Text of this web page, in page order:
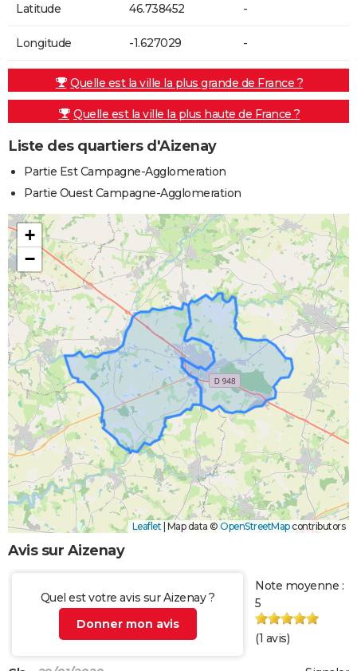
Latitude 46.738452 -
Longitude -1.627029 -
Quelle est la ville la plus grande de France ?
Quelle est la ville la plus haute de France ?
Liste des quartiers d'Aizenay
Partie Est Campagne-Agglomeration
Partie Ouest Campagne-Agglomeration
+
−
Leaflet Map data © OpenStreetMapcontributors
Avis sur Aizenay
Quel est votre avis sur Aizenay ?
Donner mon avis
Note moyenne :
5
(1 avis)